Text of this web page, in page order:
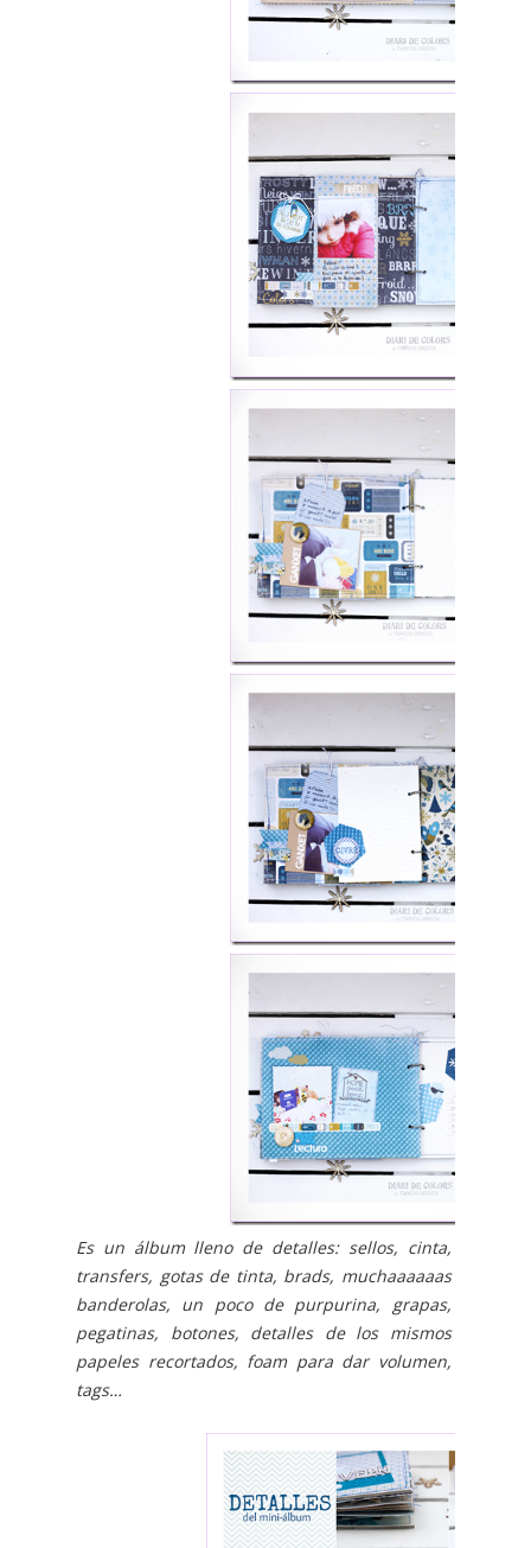
Es un álbum lleno de detalles: sellos, cinta,
transfers, gotas de tinta, brads, muchaaaaaas
banderolas, un poco de purpurina, grapas,
pegatinas, botones, detalles de los mismos
papeles recortados, foam para dar volumen,
tags…